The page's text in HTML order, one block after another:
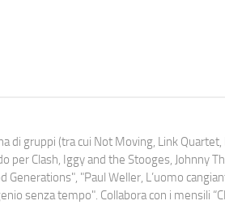
di gruppi (tra cui Not Moving, Link Quartet,
per Clash, Iggy and the Stooges, Johnny
"Paul Weller, L’uomo
senza tempo". Collabora con i mensili